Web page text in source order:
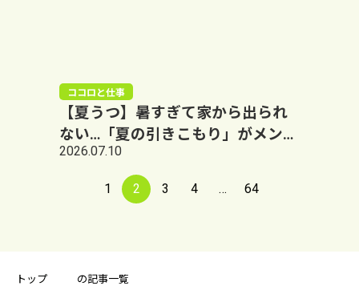
ココロと仕事
【夏うつ】暑すぎて家から出られ
ない…「夏の引きこもり」がメンタ
ルを急速に悪化させる理由｜大阪
阿倍野LUMO+
2026.07.10
1 2 3 4 … 64
トップ の記事一覧